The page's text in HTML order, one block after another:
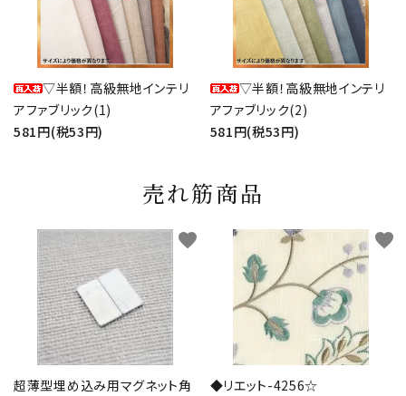
▽半額！高級無地インテリ
アファブリック(1)
581円(税53円)
▽半額！高級無地インテリ
アファブリック(2)
581円(税53円)
売れ筋商品
超薄型埋め込み用マグネット角
favorite
◆リエット-4256☆
favorite